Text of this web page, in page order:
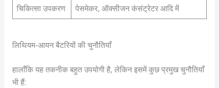
चिकित्सा उपकरण
पेसमेकर, ऑक्सीजन कंसंट्रेटर आदि में
लिथियम-आयन बैटरियों की चुनौतियाँ
हालाँकि यह तकनीक बहुत उपयोगी है, लेकिन इसमें कुछ प्रमुख चुनौतियाँ
भी हैं: